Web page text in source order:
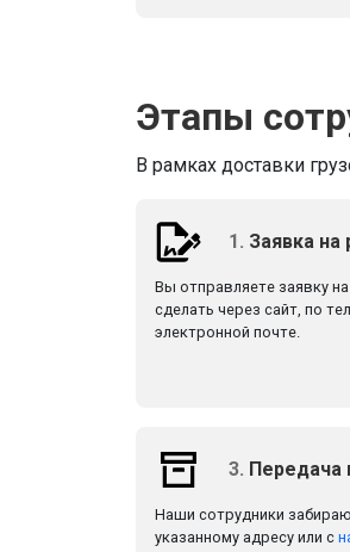
Этапы
В рамках доставки
1. Заявка на
Вы отправляете заявку
сделать через сайт, по
электронной почте.
3. Передача
Наши сотрудники
указанному адресу или с